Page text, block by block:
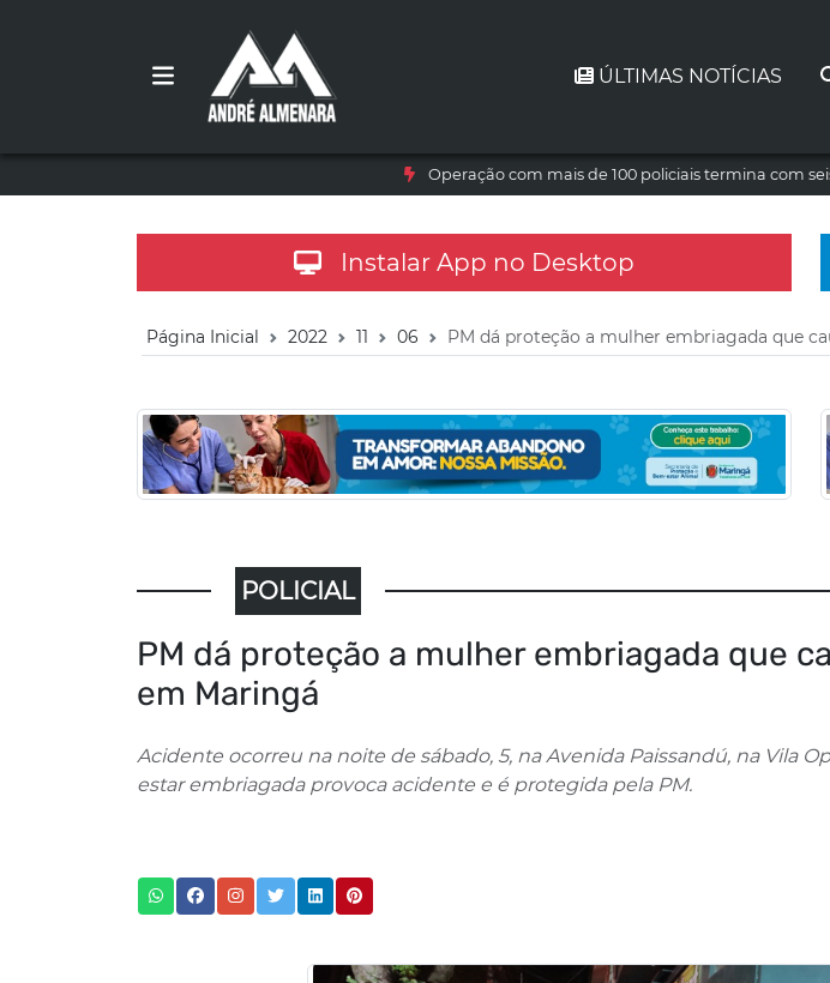
ÚLTIMAS NOTÍCIAS
Operação com mais de 100 policiais termina com
Instalar App no Desktop
Página Inicial 2022 11 06 PM dá proteção a mulher embriagada que
POLICIAL
PM dá proteção a mulher embriagada que
em Maringá
Acidente ocorreu na noite de sábado, 5, na Avenida Paissandú, na Vila
estar embriagada provoca acidente e é protegida pela PM.